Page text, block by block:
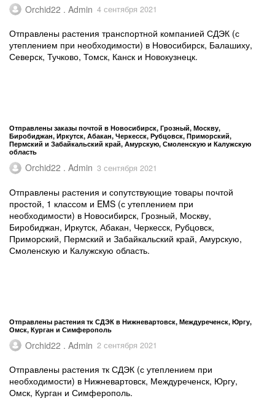
Orchid22 . Admin 4 сентября 2021
Отправлены растения транспортной компанией СДЭК (с
утеплением при необходимости) в Новосибирск, Балашиху,
Северск, Тучково, Томск, Канск и Новокузнецк.
Отправлены заказы почтой в Новосибирск, Грозный, Москву,
Биробиджан, Иркутск, Абакан, Черкесск, Рубцовск, Приморский,
Пермский и Забайкальский край, Амурскую, Смоленскую и Калужскую
область
Orchid22 . Admin 3 сентября 2021
Отправлены растения и сопутствующие товары почтой
простой, 1 классом и EMS (с утеплением при
необходимости) в Новосибирск, Грозный, Москву,
Биробиджан, Иркутск, Абакан, Черкесск, Рубцовск,
Приморский, Пермский и Забайкальский край, Амурскую,
Смоленскую и Калужскую область.
Отправлены растения тк СДЭК в Нижневартовск, Междуреченск, Юргу,
Омск, Курган и Симферополь
Orchid22 . Admin 2 сентября 2021
Отправлены растения тк СДЭК (с утеплением при
необходимости) в Нижневартовск, Междуреченск, Юргу,
Омск, Курган и Симферополь.